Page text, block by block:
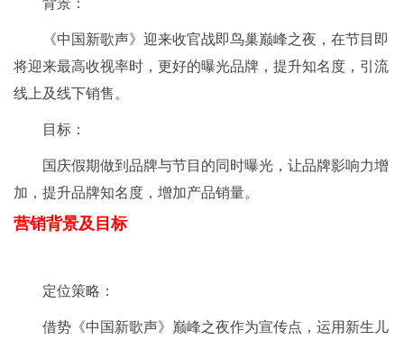
背景：
《中国新歌声》迎来收官战即鸟巢巅峰之夜，在节目即
将迎来最高收视率时，更好的曝光品牌，提升知名度，引流
线上及线下销售。
目标：
国庆假期做到品牌与节目的同时曝光，让品牌影响力增
加，提升品牌知名度，增加产品销量。
营销背景及目标
定位策略：
借势《中国新歌声》巅峰之夜作为宣传点，运用新生儿